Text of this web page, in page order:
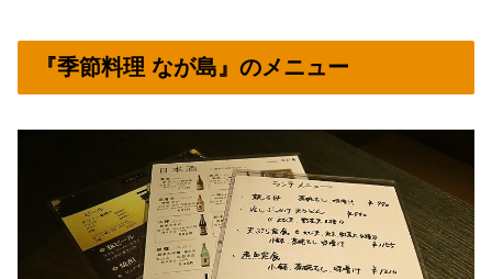
『季節料理 なが島』のメニュー